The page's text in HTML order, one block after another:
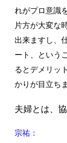
れがプロ意識
片方が大変な
出来ますし、
ート、という
るとデメリッ
かりが目立ち
夫婦とは、
宗祐：